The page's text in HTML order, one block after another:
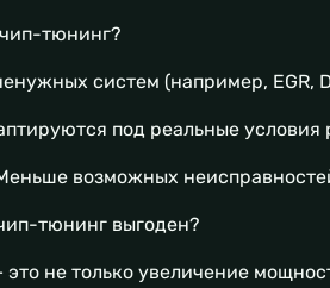
тюнинг?
систем (например, EGR,
под реальные
возможных
тюнинг выгоден?
не только увеличение